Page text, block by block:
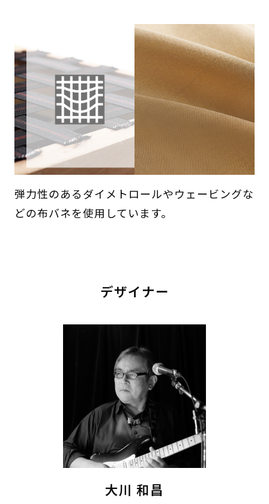
弾力性のあるダイメトロールやウェービングな
どの布バネを使用しています。
デザイナー
大川 和昌